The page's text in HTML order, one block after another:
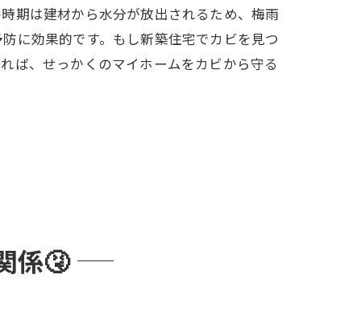
期は建材から水分が放出されるため、梅雨
に効果的です。もし新築住宅でカビを見つ
ば、せっかくのマイホームをカビから守る
係🤧